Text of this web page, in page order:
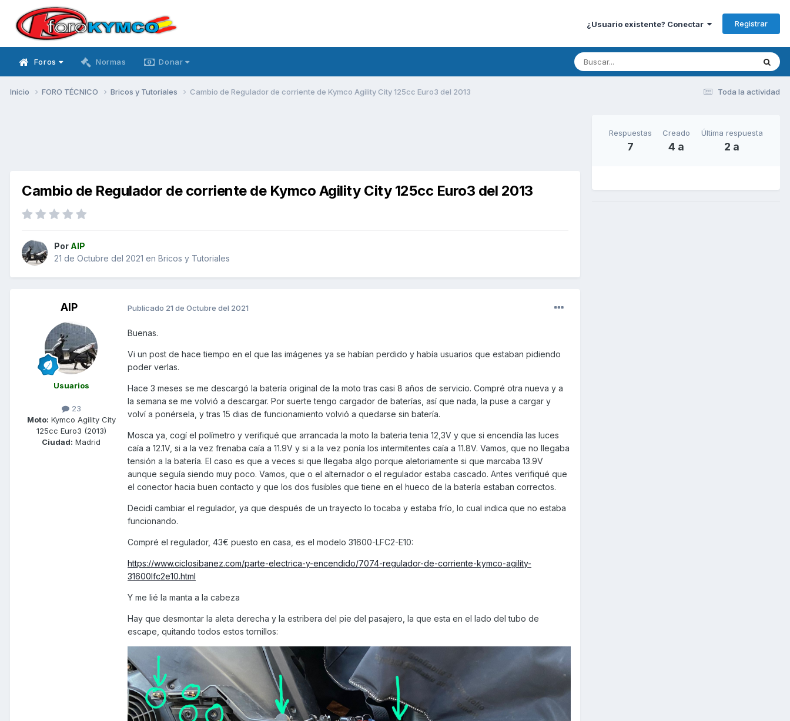
¿Usuario existente? Conectar Registrar
Foros Normas Donar
Toda la actividad
Inicio FORO TÉCNICO Bricos y Tutoriales Cambio de Regulador de corriente de Kymco Agility City 125cc Euro3 del 2013
Cambio de Regulador de corriente de Kymco Agility City 125cc Euro3 del 2013
Por AIP
21 de Octubre del 2021 en Bricos y Tutoriales
AIP
Usuarios
23
Moto: Kymco Agility City
125cc Euro3 (2013)
Ciudad: Madrid
Publicado 21 de Octubre del 2021
Buenas.
Vi un post de hace tiempo en el que las imágenes ya se habían perdido y había usuarios que estaban pidiendo
poder verlas.
Hace 3 meses se me descargó la batería original de la moto tras casi 8 años de servicio. Compré otra nueva y a
la semana se me volvió a descargar. Por suerte tengo cargador de baterías, así que nada, la puse a cargar y
volví a ponérsela, y tras 15 dias de funcionamiento volvió a quedarse sin batería.
Mosca ya, cogí el polímetro y verifiqué que arrancada la moto la bateria tenia 12,3V y que si encendía las luces
caía a 12.1V, si a la vez frenaba caía a 11.9V y si a la vez ponía los intermitentes caía a 11.8V. Vamos, que no llegaba
tensión a la batería. El caso es que a veces si que llegaba algo porque aletoriamente si que marcaba 13.9V
aunque seguía siendo muy poco. Vamos, que o el alternador o el regulador estaba cascado. Antes verifiqué que
el conector hacia buen contacto y que los dos fusibles que tiene en el hueco de la batería estaban correctos.
Decidí cambiar el regulador, ya que después de un trayecto lo tocaba y estaba frío, lo cual indica que no estaba
funcionando.
Compré el regulador, 43€ puesto en casa, es el modelo 31600-LFC2-E10:
https://www.ciclosibanez.com/parte-electrica-y-encendido/7074-regulador-de-corriente-kymco-agility-
31600lfc2e10.html
Y me lié la manta a la cabeza
Hay que desmontar la aleta derecha y la estribera del pie del pasajero, la que esta en el lado del tubo de
escape, quitando todos estos tornillos:
Respuestas
7
Creado
4 a
Última respuesta
2 a